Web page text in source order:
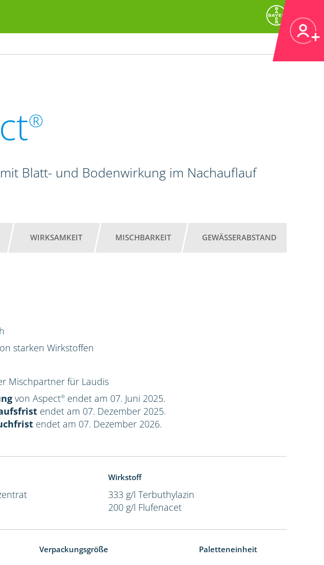
®
Blatt- und Bodenwirkung im Nachauflauf
WIRKSAMKEIT MISCHBARKEIT GEWÄSSERABSTAND
starken Wirkstoffen
Mischpartner für Laudis
von Aspect® endet am 07. Juni 2025.
endet am 07. Dezember 2025.
endet am 07. Dezember 2026.
Wirkstoff
333 g/l Terbuthylazin
200 g/l Flufenacet
Verpackungsgröße Paletteneinheit